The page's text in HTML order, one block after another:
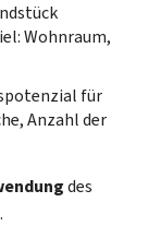
Wohnraum,
für
Anzahl der
des